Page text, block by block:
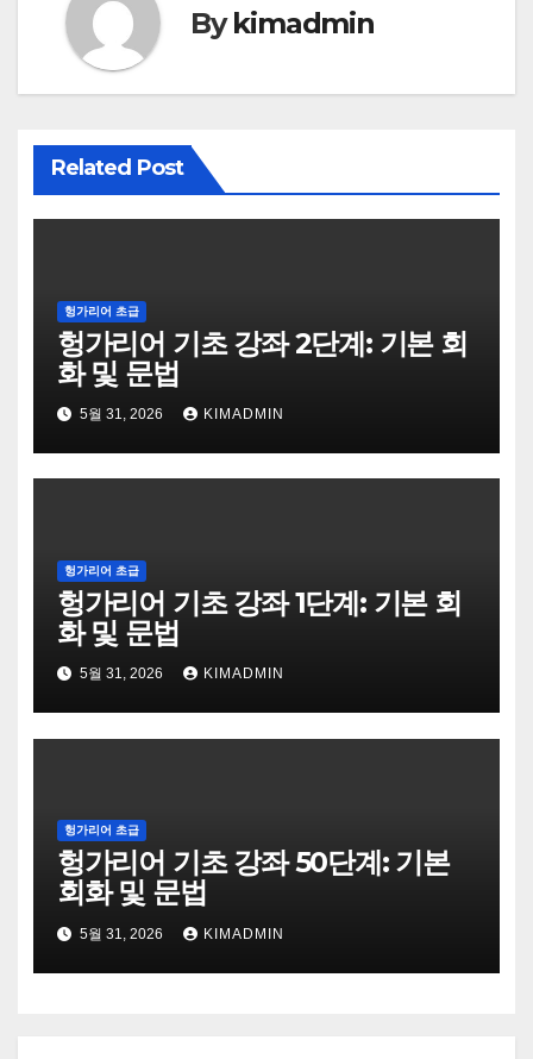
Bykimadmin
Related Post
헝가리어 초급
헝가리어 기초 강좌 2단계: 기본 회
화 및 문법
5월 31, 2026 KIMADMIN
헝가리어 초급
헝가리어 기초 강좌 1단계: 기본 회
화 및 문법
5월 31, 2026 KIMADMIN
헝가리어 초급
헝가리어 기초 강좌 50단계: 기본
회화 및 문법
5월 31, 2026 KIMADMIN